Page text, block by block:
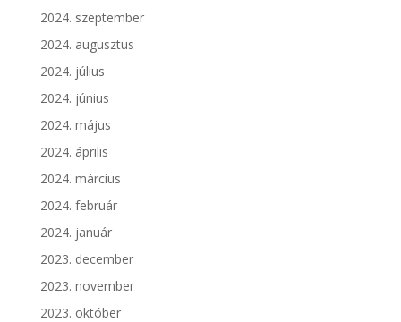
2024. szeptember
2024. augusztus
2024. július
2024. június
2024. május
2024. április
2024. március
2024. február
2024. január
2023. december
2023. november
2023. október